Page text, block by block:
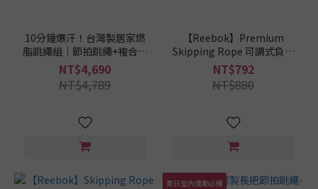
10分鐘爆汗！台灣製居家燃
脂跳繩組｜節拍跳繩+複合式
健身巧拼地墊｜新手健身必
備
NT$4,690
NT$4,789
【Reebok】Premium
Skipping Rope 可調式負重
跳繩
NT$792
NT$880
夏日室內運動必備